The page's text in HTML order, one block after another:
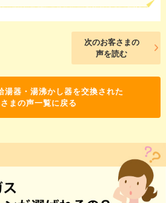
次のお客さまの
声を読む
湯器・湯沸かし器を交換された
まの声一覧に戻る